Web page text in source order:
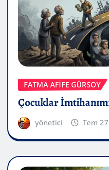
FATMA AFİFE GÜRSOY
Çocuklar
yönetici Tem